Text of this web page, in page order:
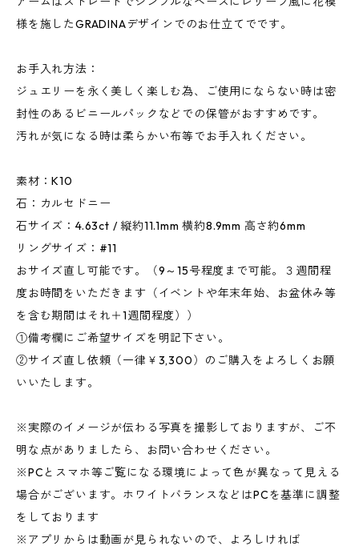
様を施したGRADINAデザインでのお仕立てでです。
お手入れ方法：
ジュエリーを永く美しく楽しむ為、ご使用にならない時は密
封性のあるビニールパックなどでの保管がおすすめです。
汚れが気になる時は柔らかい布等でお手入れください。
素材：K10
石：カルセドニー
石サイズ：4.63ct / 縦約11.1mm 横約8.9mm 高さ約6mm
リングサイズ：#11
おサイズ直し可能です。（9～15号程度まで可能。３週間程
度お時間をいただきます（イベントや年末年始、お盆休み等
を含む期間はそれ＋1週間程度））
①備考欄にご希望サイズを明記下さい。
②サイズ直し依頼（一律￥3,300）のご購入をよろしくお願
いいたします。
※実際のイメージが伝わる写真を撮影しておりますが、ご不
明な点がありましたら、お問い合わせください。
※PCとスマホ等ご覧になる環境によって色が異なって見える
場合がございます。ホワイトバランスなどはPCを基準に調整
をしております
※アプリからは動画が見られないので、よろしければ